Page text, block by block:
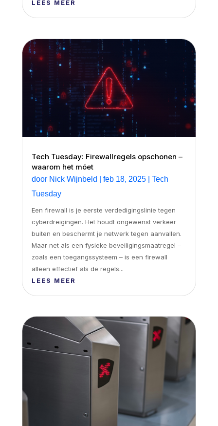
LEES MEER
Tech Tuesday: Firewallregels opschonen –
waarom het móet
door Nick Wijnbeld feb 18, 2025| Tech
Tuesday
Een firewall is je eerste verdedigingslinie tegen
cyberdreigingen. Het houdt ongewenst verkeer
buiten en beschermt je netwerk tegen aanvallen.
Maar net als een fysieke beveiligingsmaatregel –
zoals een toegangssysteem – is een firewall
alleen effectief als de regels...
LEES MEER